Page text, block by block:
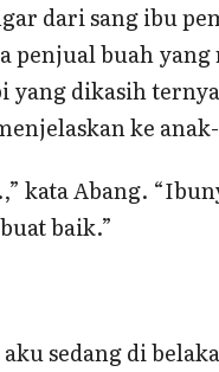
dari sang ibu
penjual buah yang
yang dikasih
ke
kata Abang.
baik.”
sedang di